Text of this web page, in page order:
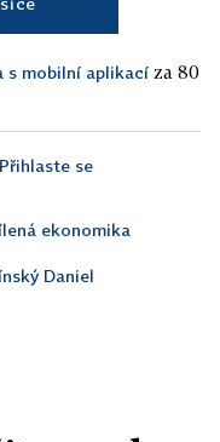
s mobilní aplikací za 80
Přihlaste se
ekonomika
Daniel